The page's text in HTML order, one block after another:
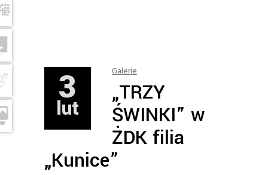
3
lut
Galerie
„TRZY
ŚWINKI” w
ŻDK filia
„Kunice”